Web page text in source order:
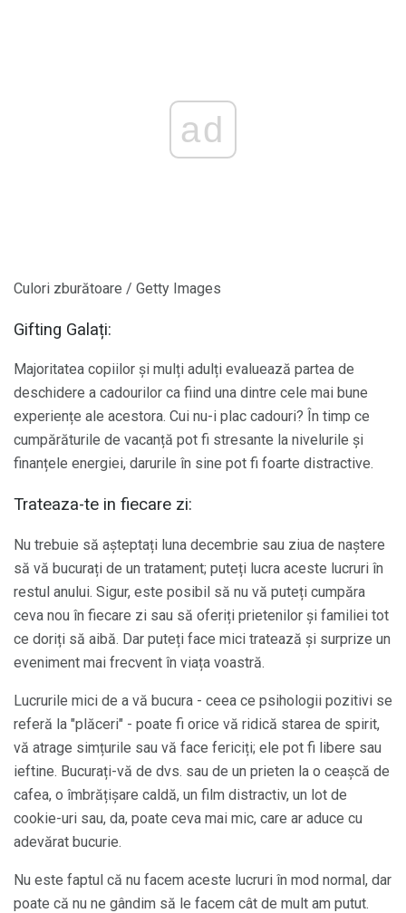
ad
Culori zburătoare / Getty Images
Gifting Galați:
Majoritatea copiilor și mulți adulți evaluează partea de
deschidere a cadourilor ca fiind una dintre cele mai bune
experiențe ale acestora. Cui nu-i plac cadouri? În timp ce
cumpărăturile de vacanță pot fi stresante la nivelurile și
finanțele energiei, darurile în sine pot fi foarte distractive.
Trateaza-te in fiecare zi:
Nu trebuie să așteptați luna decembrie sau ziua de naștere
să vă bucurați de un tratament; puteți lucra aceste lucruri în
restul anului. Sigur, este posibil să nu vă puteți cumpăra
ceva nou în fiecare zi sau să oferiți prietenilor și familiei tot
ce doriți să aibă. Dar puteți face mici tratează și surprize un
eveniment mai frecvent în viața voastră.
Lucrurile mici de a vă bucura - ceea ce psihologii pozitivi se
referă la "plăceri" - poate fi orice vă ridică starea de spirit,
vă atrage simțurile sau vă face fericiți; ele pot fi libere sau
ieftine. Bucurați-vă de dvs. sau de un prieten la o ceașcă de
cafea, o îmbrățișare caldă, un film distractiv, un lot de
cookie-uri sau, da, poate ceva mai mic, care ar aduce cu
adevărat bucurie.
Nu este faptul că nu facem aceste lucruri în mod normal, dar
poate că nu ne gândim să le facem cât de mult am putut.